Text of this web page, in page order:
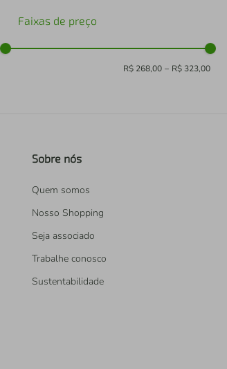
Faixas de preço
R$ 268,00 – R$ 323,00
Sobre nós
Quem somos
Nosso Shopping
Seja associado
Trabalhe conosco
Sustentabilidade